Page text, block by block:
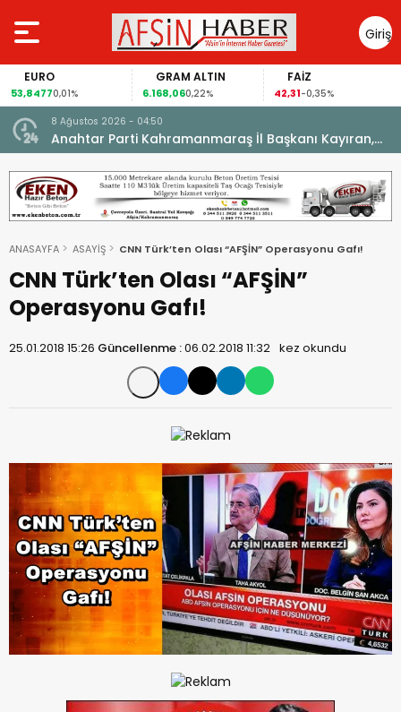
Giriş
Yap
EURO
53,84770,01%
GRAM ALTIN
6.168,060,22%
FAİZ
42,31-0,35%
8 Ağustos 2026 - 04:50
Anahtar Parti Kahramanmaraş İl Başkanı Kayıran,
Afşin Teşkilatı ile buluştu.
ANASAYFA ASAYİŞ CNN Türk’ten Olası “AFŞİN” Operasyonu Gafı!
CNN Türk’ten Olası “AFŞİN”
Operasyonu Gafı!
25.01.2018 15:26 Güncellenme :06.02.2018 11:32 kez okundu